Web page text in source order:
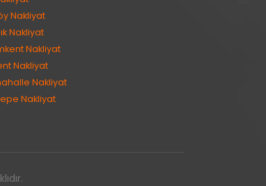
Nakliyat
Nakliyat
Nakliyat
Nakliyat
Nakliyat
Nakliyat